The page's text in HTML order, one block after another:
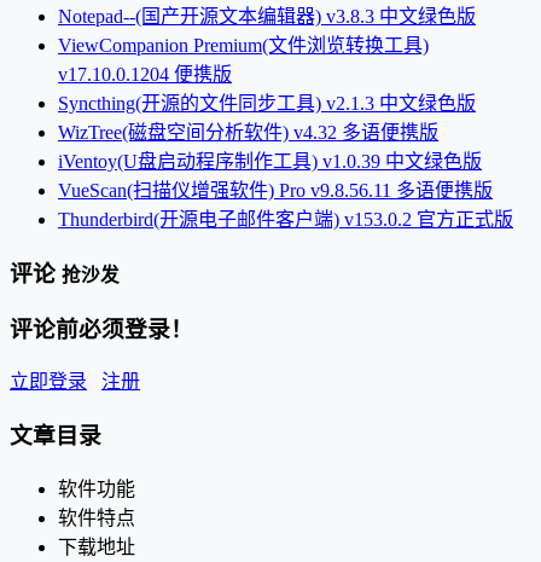
Notepad--(国产开源文本编辑器) v3.8.3 中文绿色版
ViewCompanion Premium(文件浏览转换工具)
v17.10.0.1204 便携版
Syncthing(开源的文件同步工具) v2.1.3 中文绿色版
WizTree(磁盘空间分析软件) v4.32 多语便携版
iVentoy(U盘启动程序制作工具) v1.0.39 中文绿色版
VueScan(扫描仪增强软件) Pro v9.8.56.11 多语便携版
Thunderbird(开源电子邮件客户端) v153.0.2 官方正式版
评论 抢沙发
评论前必须登录！
立即登录 注册
文章目录
软件功能
软件特点
下载地址